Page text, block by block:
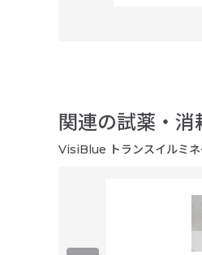
関連の試薬・消
VisiBlue トランスイルミ